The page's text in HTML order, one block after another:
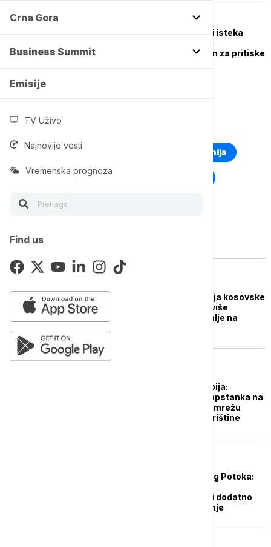
Crna Gora
Business Summit
Emisije
TV Uživo
Najnovije vesti
Vremenska prognoza
Find us
Sednica u Prištini uoči isteka
institucionalni vakuum za pritiske
TOP TAGOVI
Euronews Montenegro Kosovo i Metohija
Rat u Ukrajini Kriza na Bliskom istoku
Novi pokušaj formiranja kosovske
skupštine: Kurti traži više
vremena, dogovor i dalje na
Lučić za Euronews Srbija:
Telekom ostaje stub opstanka na
Kosovu i Metohiji i širi mrežu
uprkos pritiscima iz Prištine
Gradonačelnik Zubinog Potoka:
institucionalni pritisci dodatno
produbljuju nepoverenje